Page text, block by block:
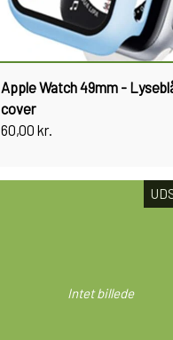
Apple Watch 49mm -
cover
60,00 kr.
Intet billede